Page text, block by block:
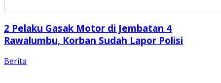
2 Pelaku Gasak Motor di Jembatan 4
Rawalumbu, Korban Sudah Lapor Polisi
Berita